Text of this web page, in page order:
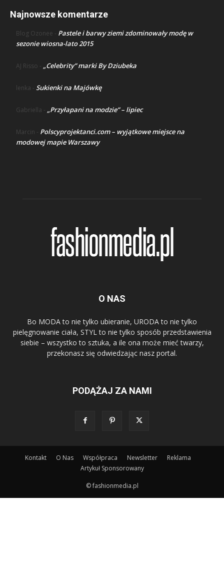
Najnowsze komentarze
Blog Ozonee - Pastele i barwy ziemi zdominowały modę w
sezonie wiosna-lato 2015
AJ Risso - „Celebrity” marki By Dziubeka
lenka - Sukienki na Majówkę
Gabriella - „Przyłapani na modzie” – lipiec
Marcin - Polscyprojektanci.com – wyjątkowe miejsce na
modowej mapie Warszawy
O NAS
Bo MODA to nie tylko ubieranie, URODA to nie tylko
pielęgnowanie ciała, STYL to nie tylko sposób przedstawienia
siebie – wszystko to sztuka, a ile ona może mieć twarzy,
przekonasz się odwiedzając nasz portal.
PODĄŻAJ ZA NAMI
Kontakt O Nas Współpraca Newsletter
Reklama
Artykuł Sponsorowany
© fashionmedia.pl